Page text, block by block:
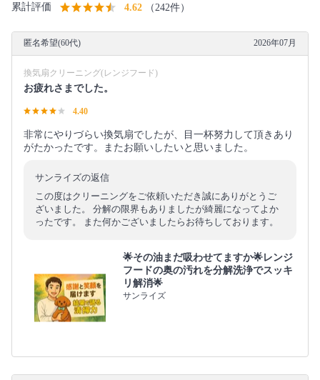
累計評価 4.62 （242件）
匿名希望(60代) 2026年07月
換気扇クリーニング(レンジフード)
お疲れさまでした。
4.40
非常にやりづらい換気扇でしたが、目一杯努力して頂きあり
がたかったです。またお願いしたいと思いました。
サンライズの返信
この度はクリーニングをご依頼いただき誠にありがとうご
ざいました。 分解の限界もありましたが綺麗になってよか
ったです。 また何かございましたらお待ちしております。
🌟その油まだ吸わせてますか🌟レンジ
フードの奥の汚れを分解洗浄でスッキ
リ解消🌟
サンライズ